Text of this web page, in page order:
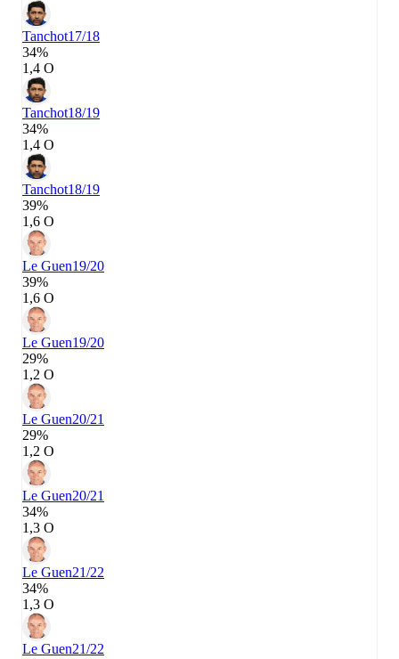
Tanchot17/18
34%
1,4 О
Tanchot18/19
34%
1,4 О
Tanchot18/19
39%
1,6 О
Le Guen19/20
39%
1,6 О
Le Guen19/20
29%
1,2 О
Le Guen20/21
29%
1,2 О
Le Guen20/21
34%
1,3 О
Le Guen21/22
34%
1,3 О
Le Guen21/22